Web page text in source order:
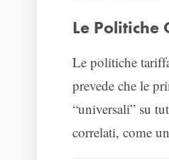
Le Politiche
Le politiche
prevede che le
“universali” su
correlati, come